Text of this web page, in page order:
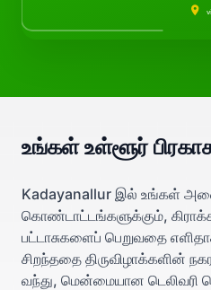
உங்கள் உள்ளூர்
Kadayanallur இல் உங்கள்
கொண்டாட்டங்களுக்கும்,
பட்டாசுகளைப் பெறுவதை
சிறந்ததை திருவிழாக்களின்
வந்து, மென்மையான டெலிவரி